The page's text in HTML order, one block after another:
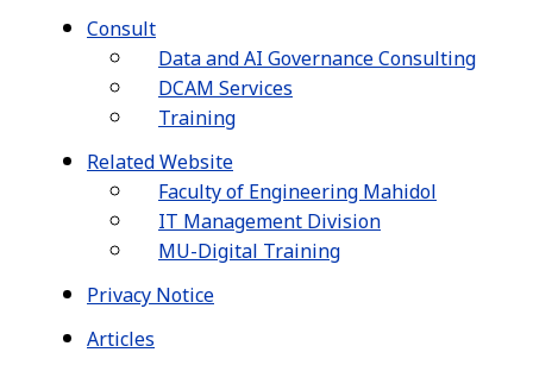
Consult
Data and AI Governance Consulting
DCAM Services
Training
Related Website
Faculty of Engineering Mahidol
IT Management Division
MU-Digital Training
Privacy Notice
Articles